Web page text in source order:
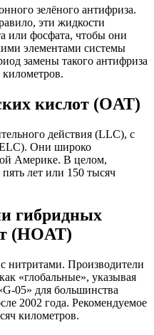
зелёного антифриза.
эти жидкости
или фосфата, чтобы они
элементами системы
замены такого антифриза
кислот (OAT)
действия (LLC), с
Они широко
Америке. В целом,
лет или 150 тысяч
гибридных
(HOAT)
нитритами. Производители
«глобальные», указывая
05» для большинства
2002 года. Рекомендуемое
километров.